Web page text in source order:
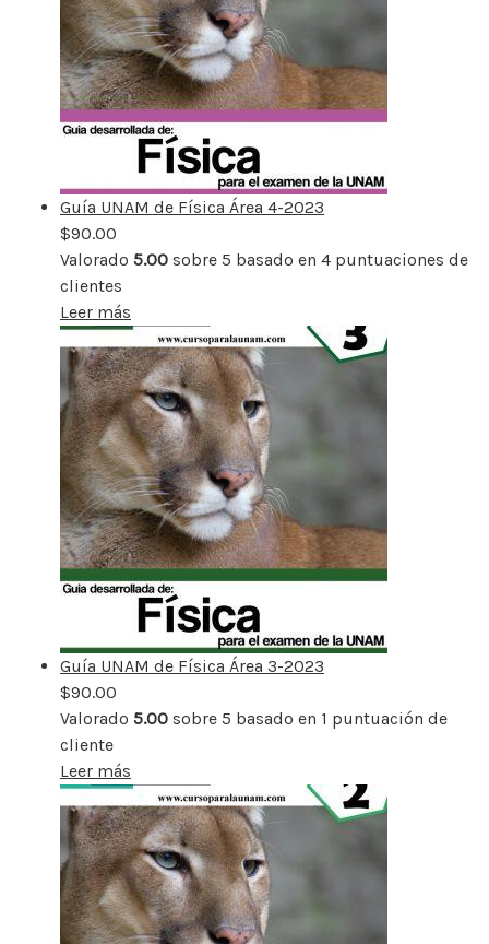
Guía UNAM de Física Área 4-2023
$90.00
Valorado 5.00 sobre 5 basado en 4 puntuaciones de
clientes
Leer más
Guía UNAM de Física Área 3-2023
$90.00
Valorado 5.00 sobre 5 basado en 1 puntuación de
cliente
Leer más